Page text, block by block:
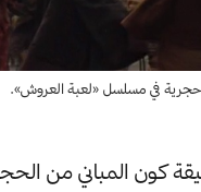
في مسلسل «لعبة العروش».
كون المباني من